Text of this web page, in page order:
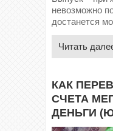
невозможно
достанется
Читать
КАК
СЧЕТА
ДЕНЬГИ